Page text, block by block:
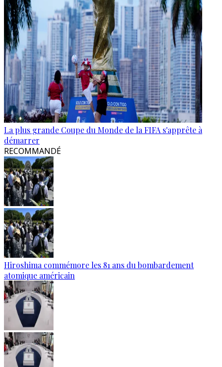
La plus grande Coupe du Monde de la FIFA s'apprête à
démarrer
RECOMMANDÉ
Hiroshima commémore les 81 ans du bombardement
atomique américain